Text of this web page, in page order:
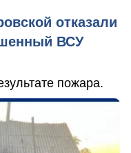
отказали
ВСУ
пожара.